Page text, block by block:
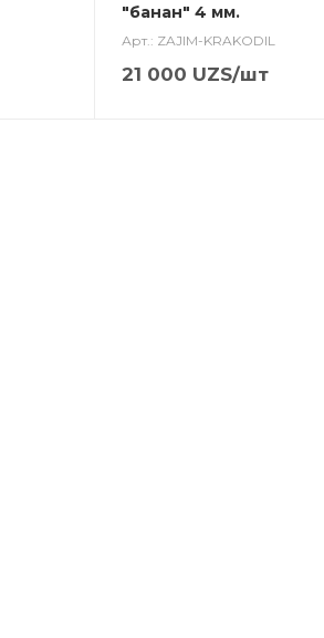
"банан" 4 мм.
Арт.: ZAJIM-KRAKODIL
21 000 UZS/шт